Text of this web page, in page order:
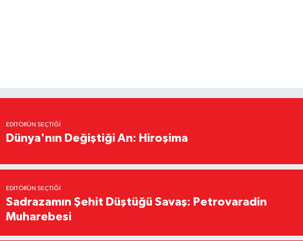
EDITÖRÜN SEÇTIĞI
Dünya'nın Değiştiği An: Hiroşima
EDITÖRÜN SEÇTIĞI
Sadrazamın Şehit Düştüğü Savaş: Petrovaradin
Muharebesi